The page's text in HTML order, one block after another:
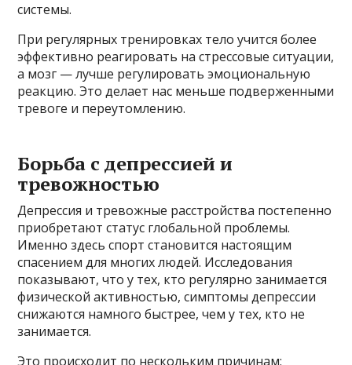
системы.
При регулярных тренировках тело учится более
эффективно реагировать на стрессовые ситуации,
а мозг — лучше регулировать эмоциональную
реакцию. Это делает нас меньше подверженными
тревоге и переутомлению.
Борьба с депрессией и
тревожностью
Депрессия и тревожные расстройства постепенно
приобретают статус глобальной проблемы.
Именно здесь спорт становится настоящим
спасением для многих людей. Исследования
показывают, что у тех, кто регулярно занимается
физической активностью, симптомы депрессии
снижаются намного быстрее, чем у тех, кто не
занимается.
Это происходит по нескольким причинам: